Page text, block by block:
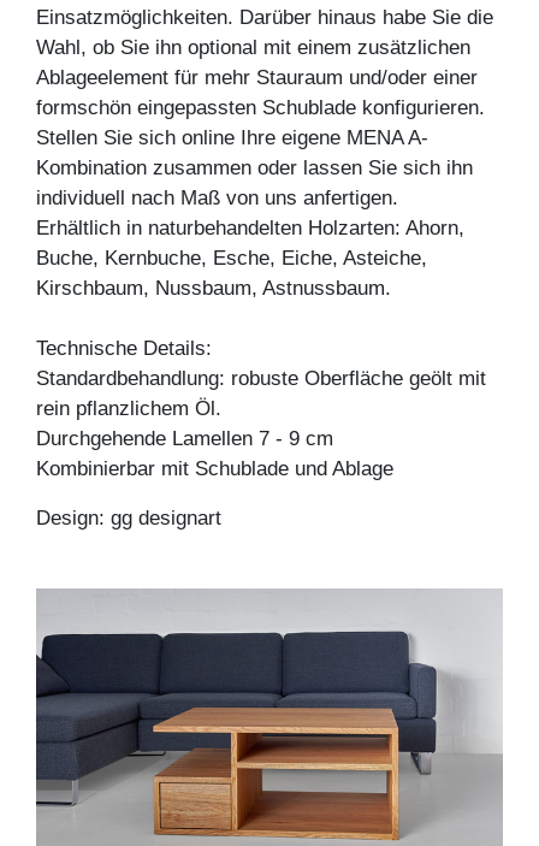
Einsatzmöglichkeiten. Darüber hinaus habe Sie die
Wahl, ob Sie ihn optional mit einem zusätzlichen
Ablageelement für mehr Stauraum und/oder einer
formschön eingepassten Schublade konfigurieren.
Stellen Sie sich online Ihre eigene MENA A-
Kombination zusammen oder lassen Sie sich ihn
individuell nach Maß von uns anfertigen.
Erhältlich in naturbehandelten Holzarten: Ahorn,
Buche, Kernbuche, Esche, Eiche, Asteiche,
Kirschbaum, Nussbaum, Astnussbaum.
Technische Details:
Standardbehandlung: robuste Oberfläche geölt mit
rein pflanzlichem Öl.
Durchgehende Lamellen 7 - 9 cm
Kombinierbar mit Schublade und Ablage
Design: gg designart